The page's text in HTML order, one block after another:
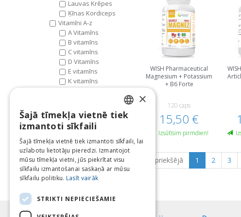
Lauvas Krēpes
Ķīnas Kordiceps
Vitamīni A-z
A Vitamīns
B vitamīns
C vitamīns
D Vitamīns
E vitamīns
K vitamīns
Multivitamīni
Prostatas Veselība
Vīriešu Multivitamīni
Vīriešu Testosterons
Zaļumi un Superprodukti
Aļģes
Zivju Eļļa, Lineļļa Un
Omega Taukskābes
Omega 3
WISH Pharmaceutical
Magnesium + Potassium
+ B6 Forte
120 caps
15,50 €
Izsūtīsim pirmdien!
Iepriekšējā 1 2 3
LATVIAN
LITHUANIAN
ESTONIAN
×
Šajā tīmekļa vietnē tiek
izmantoti sīkfaili
Šajā tīmekļa vietnē tiek izmantoti sīkfaili, lai
uzlabotu lietotāju pieredzi. Izmantojot
mūsu tīmekļa vietni, jūs piekrītat visu
sīkfailu izmantošanai saskaņā ar mūsu
sīkfailu politiku. Lasīt vairāk
STRIKTI NEPIECIEŠAMIE